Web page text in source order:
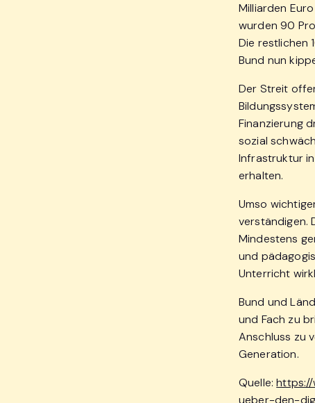
Milliarden
wurden 90
Die restlichen
Bund nun
Der Streit
Finanzierung
sozial
Infrastruktur
erhalten.
Umso
verständigen.
Mindestens
und
Unterricht
Bund und
und Fach zu
Anschluss zu
Generation.
Quelle:
ueber-den-